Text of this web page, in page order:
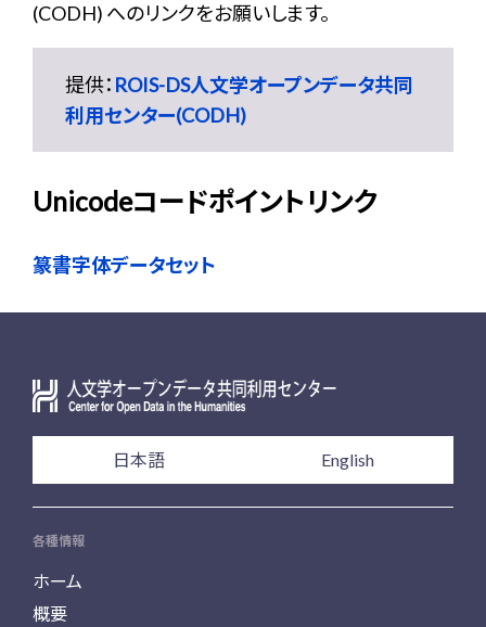
(CODH) へのリンクをお願いします。
提供： ROIS-DS人文学オープンデータ共同
利用センター(CODH)
Unicodeコードポイントリンク
篆書字体データセット
日本語 English
各種情報
ホーム
概要